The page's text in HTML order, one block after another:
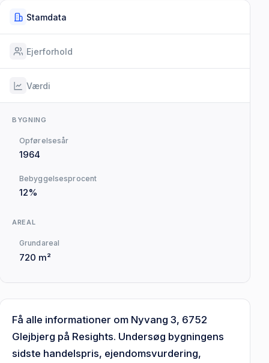
Stamdata
Ejerforhold
Værdi
BYGNING
Opførelsesår
1964
Bebyggelsesprocent
12%
AREAL
Grundareal
720 m²
Få alle informationer om Nyvang 3, 6752
Glejbjerg på Resights. Undersøg bygningens
sidste handelspris, ejendomsvurdering,